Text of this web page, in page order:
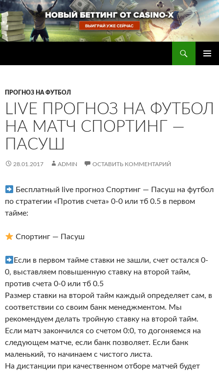
Перейти
к
содержимому
ПРОГНОЗ НА ФУТБОЛ
LIVE ПРОГНОЗ НА ФУТБОЛ
НА МАТЧ СПОРТИНГ —
ПАСУШ
28.01.2017 ADMIN ОСТАВИТЬ КОММЕНТАРИЙ
Бесплатный live прогноз Спортинг — Пасуш на футбол
по стратегии «Против счета» 0-0 или тб 0.5 в первом
тайме:
Спортинг — Пасуш
Если в первом тайме ставки не зашли, счет остался 0-
0, выставляем повышенную ставку на второй тайм,
против счета 0-0 или тб 0.5
Размер ставки на второй тайм каждый определяет сам, в
соответствии со своим банк менеджментом. Мы
рекомендуем делать тройную ставку на второй тайм.
Если матч закончился со счетом 0:0, то догоняемся на
следующем матче, если банк позволяет. Если банк
маленький, то начинаем с чистого листа.
На дистанции при качественном отборе матчей будет